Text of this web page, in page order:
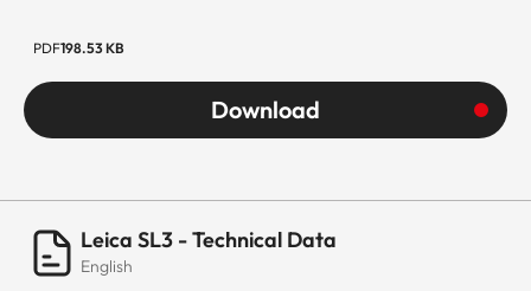
PDF198.53 KB
Download
Leica SL3 - Technical Data
English